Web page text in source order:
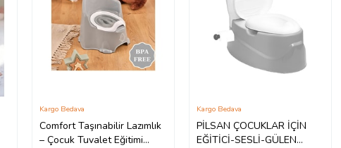
Comfort Taşınabilir Lazımlık
– Çocuk Tuvalet Eğitimi
Kargo Bedava
PİLSAN ÇOCUKLAR İÇİN
EĞİTİCİ-SESLİ-GÜLEN
Kargo Bedava